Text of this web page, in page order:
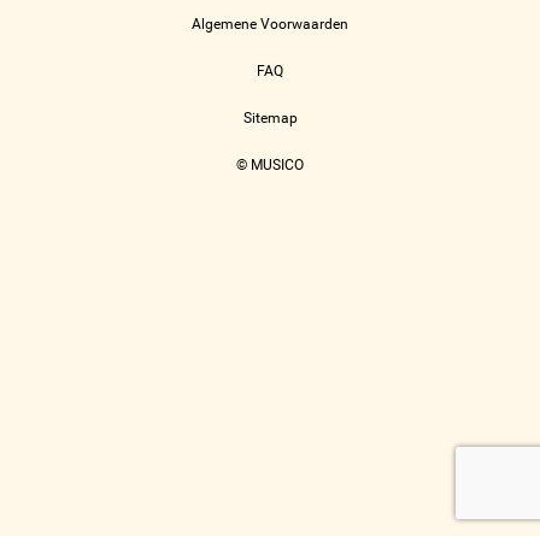
Algemene Voorwaarden
FAQ
Sitemap
© MUSICO